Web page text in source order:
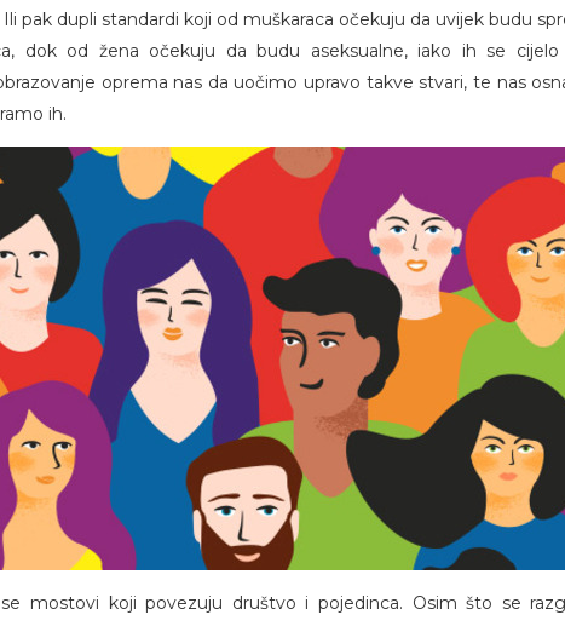
pak dupli standardi koji od muškaraca očekuju da uvijek budu
dok od žena očekuju da budu aseksualne, iako ih se cijelo
oprema nas da uočimo upravo takve stvari, te nas
ih.
mostovi koji povezuju društvo i pojedinca. Osim što se